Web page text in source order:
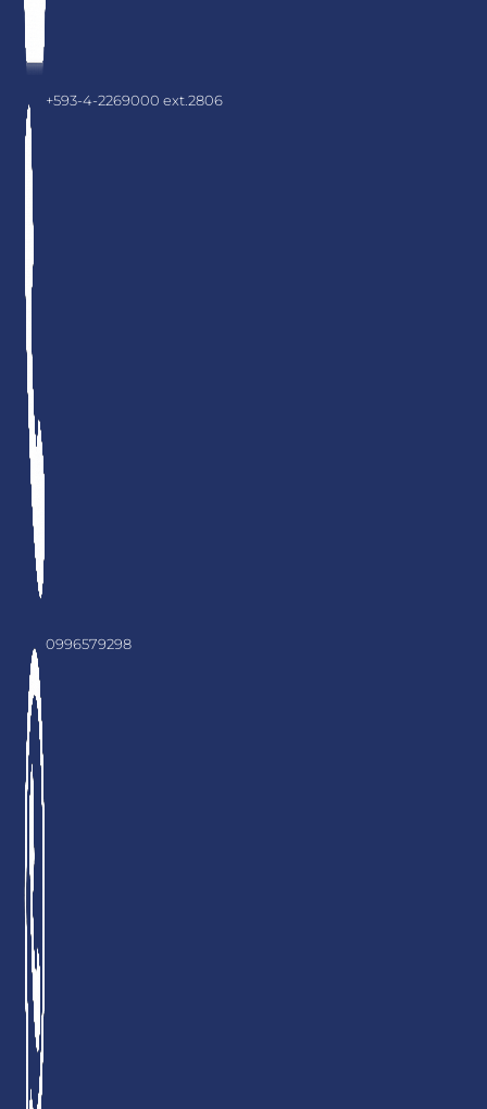
+593-4-2269000 ext.2806
0996579298